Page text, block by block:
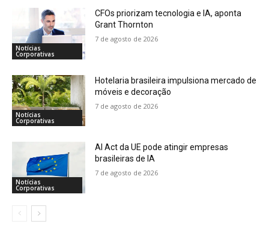
Notícias
Corporativas
CFOs priorizam tecnologia e IA, aponta
Grant Thornton
7 de agosto de 2026
Notícias
Corporativas
Hotelaria brasileira impulsiona mercado de
móveis e decoração
7 de agosto de 2026
Notícias
Corporativas
AI Act da UE pode atingir empresas
brasileiras de IA
7 de agosto de 2026